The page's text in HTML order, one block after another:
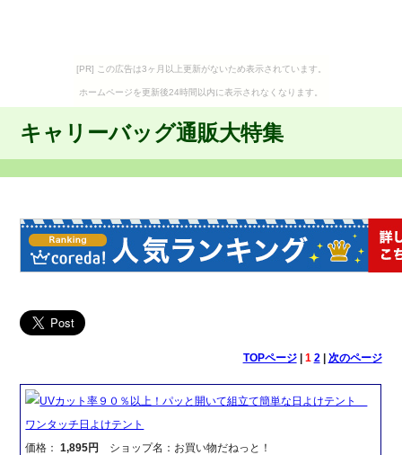
[PR] この広告は3ヶ月以上更新がないため表示されています。
ホームページを更新後24時間以内に表示されなくなります。
キャリーバッグ通販大特集
TOPページ| 1 2| 次のページ
UVカット率９０％以上！パッと開いて組立て簡単な日よけテント
ワンタッチ日よけテント
価格：1,895円
ショップ名：お買い物だねっと！